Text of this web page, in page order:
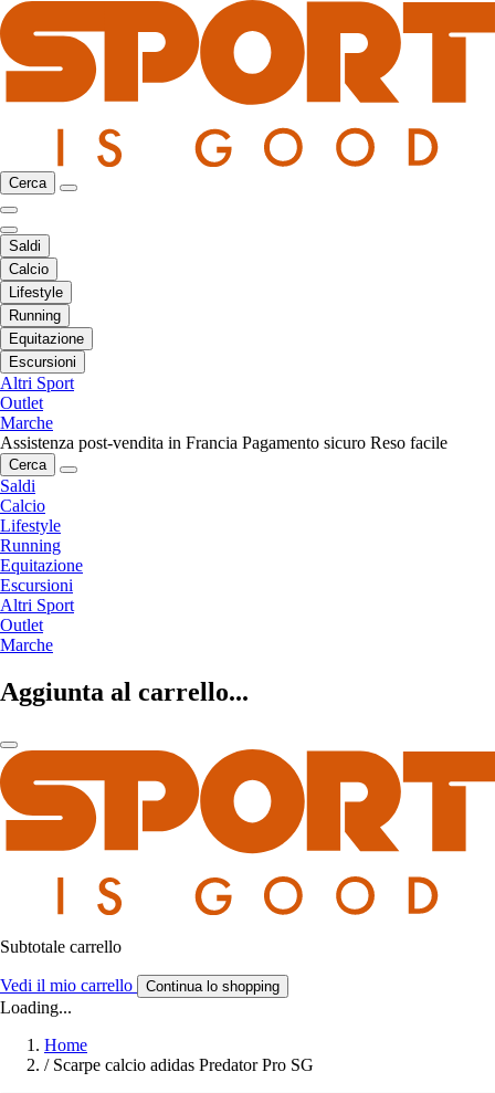
Cerca
Saldi
Calcio
Lifestyle
Running
Equitazione
Escursioni
Altri Sport
Outlet
Marche
Assistenza post-vendita in Francia Pagamento sicuro Reso facile
Cerca
Saldi
Calcio
Lifestyle
Running
Equitazione
Escursioni
Altri Sport
Outlet
Marche
Aggiunta al carrello...
Subtotale carrello
Vedi il mio carrello Continua lo shopping
Loading...
Home
/ Scarpe calcio adidas Predator Pro SG